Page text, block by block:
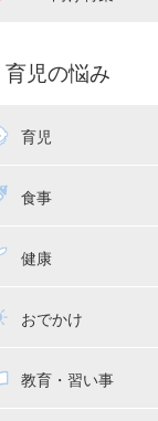
向け特集
育児の悩み
育児
ゃんのお世話
しつけ
トレ
食事
食健康
児健診・予防接種
おでかけ
とおでかけ
教育・習い事